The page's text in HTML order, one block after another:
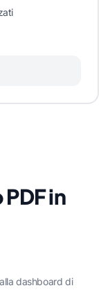
in
dashboard di